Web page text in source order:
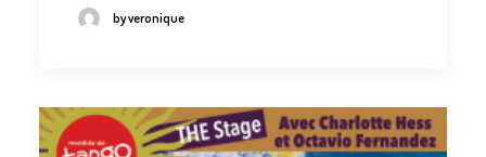
by veronique